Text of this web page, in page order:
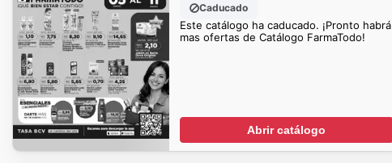
Caducado
Este catálogo ha caducado. ¡Pronto habrá
mas ofertas de Catálogo FarmaTodo!
Abrir catálogo